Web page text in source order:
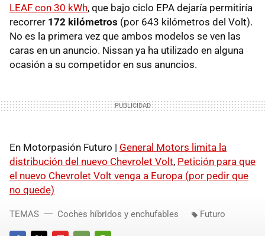
LEAF con 30 kWh, que bajo ciclo EPA dejaría permitiría
recorrer 172 kilómetros (por 643 kilómetros del Volt).
No es la primera vez que ambos modelos se ven las
caras en un anuncio. Nissan ya ha utilizado en alguna
ocasión a su competidor en sus anuncios.
En Motorpasión Futuro | General Motors limita la
distribución del nuevo Chevrolet Volt, Petición para que
el nuevo Chevrolet Volt venga a Europa (por pedir que
no quede)
TEMAS Coches híbridos y enchufables Futuro